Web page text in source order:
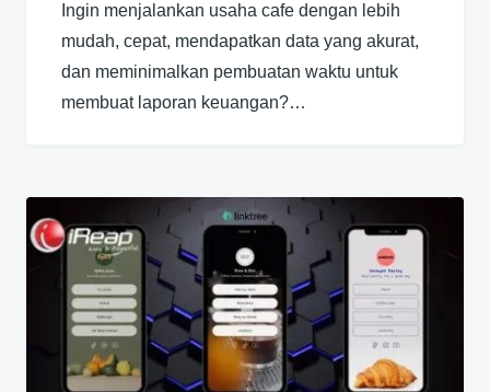
Ingin menjalankan usaha cafe dengan lebih
mudah, cepat, mendapatkan data yang akurat,
dan meminimalkan pembuatan waktu untuk
membuat laporan keuangan?…